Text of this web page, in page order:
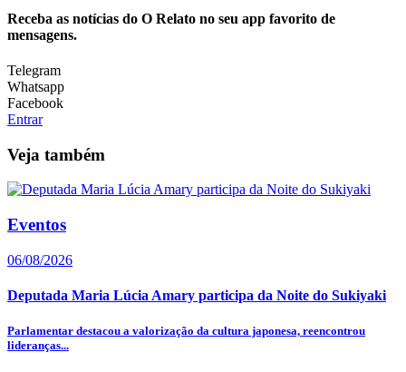
Receba as notícias do O Relato no seu app favorito de
mensagens.
Telegram
Whatsapp
Facebook
Entrar
Veja também
Eventos
06/08/2026
Deputada Maria Lúcia Amary participa da Noite do Sukiyaki
Parlamentar destacou a valorização da cultura japonesa, reencontrou
lideranças...